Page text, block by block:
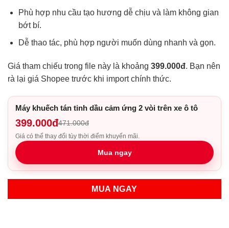
Phù hợp nhu cầu tạo hương dễ chịu và làm không gian
bớt bí.
Dễ thao tác, phù hợp người muốn dùng nhanh và gọn.
Giá tham chiếu trong file này là khoảng 399.000đ. Bạn nên
rà lại giá Shopee trước khi import chính thức.
Máy khuếch tán tinh dầu cảm ứng 2 vòi trên xe ô tô
399.000đ471.000đ
Giá có thể thay đổi tùy thời điểm khuyến mãi.
Mua ngay
MUA NGAY